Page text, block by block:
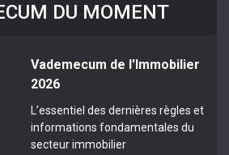
DU MOMENT
Vademecum de l'Immobilier
2026
L’essentiel des dernières règles et
informations fondamentales du
secteur immobilier